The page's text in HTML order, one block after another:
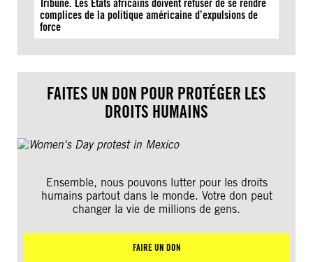
Tribune. Les États africains doivent refuser de se rendre
complices de la politique américaine d’expulsions de
force
FAITES UN DON POUR PROTÉGER LES
DROITS HUMAINS
Ensemble, nous pouvons lutter pour les droits
humains partout dans le monde. Votre don peut
changer la vie de millions de gens.
FAIRE UN DON